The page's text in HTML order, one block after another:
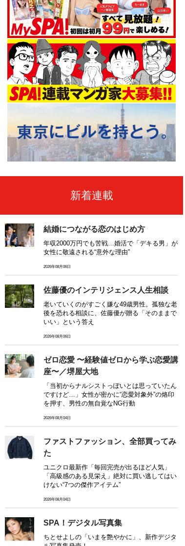
新着連載
結婚につながる恋のはじめ方
年収2000万円でも苦戦…婚活で「デキる男」が
女性に敬遠される“意外な理由”
2026年08月06日
佐藤優のインテリジェンス人生相談
老いていくのがすごく嫌な49歳男性。孤独な老
後を恐れる相談に、佐藤優が贈る「そのままで
いい」という答え
2026年08月06日
ゼロ恋愛 〜経験値ゼロから学ぶ恋愛講
座〜／堺屋大地
「当初からナルシストっぽいとは思っていたん
ですけど…」女性が密かに“恋愛対象外”の烙印
を押す、男性の無自覚なNG行動
2026年08月04日
ファストファッション、全部買ってみ
た
ユニクロ最新作「毎回完売が出るほど人気」
「高級感のある見栄え」絶対に買い逃してはい
けない“7つの傑作アイテム”
2026年08月04日
SPA！デジタル写真集
ちとせよしの「いまを艶やかに」、新作デジタ